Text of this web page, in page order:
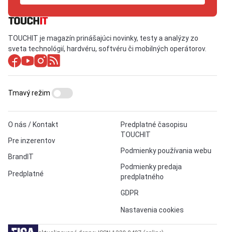
TOUCHIT je magazín prinášajúci novinky, testy a analýzy zo
sveta technológií, hardvéru, softvéru či mobilných operátorov.
O nás / Kontakt
Pre inzerentov
BrandIT
Predplatné
Predplatné časopisu
TOUCHIT
Podmienky používania webu
Podmienky predaja
predplatného
GDPR
Nastavenia cookies
Tmavý režim